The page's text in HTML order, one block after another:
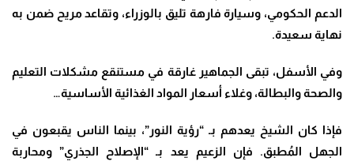
الدعم الحكومي، وسيارة فارهة تليق بالوزراء، وتقاعد مريح ضمن به
نهاية سعيدة.
وفي الأسفل، تبقى الجماهير غارقة في مستنقع مشكلات التعليم
والصحة والبطالة، وغلاء أسعار المواد الغذائية الأساسية…
فإذا كان الشيخ يعدهم بـ “رؤية النور”، بينما الناس يقبعون في
الجهل المُطبق. فإن الزعيم يعد بـ “الإصلاح الجذري” ومحاربة